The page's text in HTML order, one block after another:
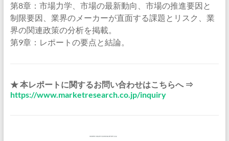
第8章：市場力学、市場の最新動向、市場の推進要因と
制限要因、業界のメーカーが直面する課題とリスク、業
界の関連政策の分析を掲載。
第9章：レポートの要点と結論。
★ 本レポートに関するお問い合わせはこちらへ ⇒
https://www.marketresearch.co.jp/inquiry